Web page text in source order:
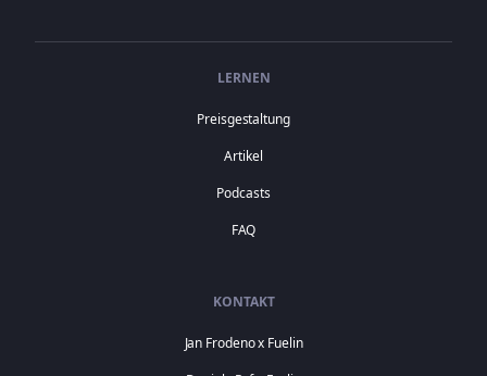
LERNEN
Preisgestaltung
Artikel
Podcasts
FAQ
KONTAKT
Jan Frodeno x Fuelin